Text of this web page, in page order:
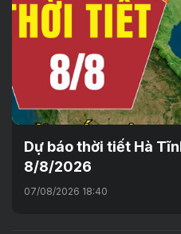
Dự báo thời tiết Hà
8/8/2026
07/08/2026 18:40